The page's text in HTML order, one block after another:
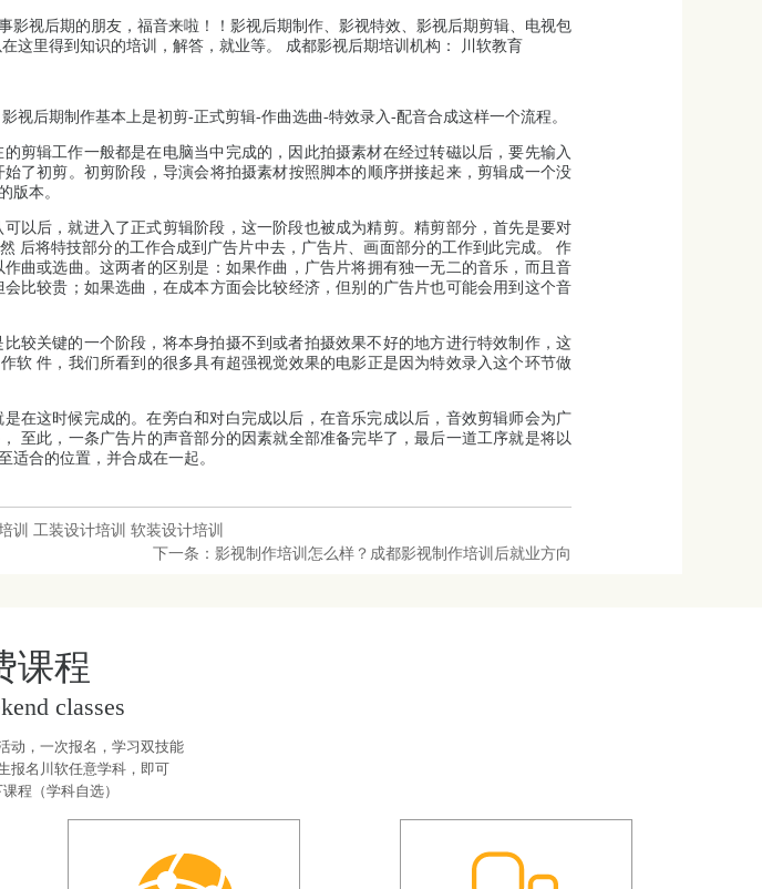
影视后期的朋友，福音来啦！！影视后期制作、影视特效、影视后期剪辑、电视包
这里得到知识的培训，解答，就业等。 成都影视后期培训机构： 川软教育
视后期制作基本上是初剪-正式剪辑-作曲选曲-特效录入-配音合成这样一个流程。
剪辑工作一般都是在电脑当中完成的，因此拍摄素材在经过转磁以后，要先输入
了初剪。初剪阶段，导演会将拍摄素材按照脚本的顺序拼接起来，剪辑成一个没
版本。
以后，就进入了正式剪辑阶段，这一阶段也被成为精剪。精剪部分，首先是要对
后将特技部分的工作合成到广告片中去，广告片、画面部分的工作到此完成。 作
曲或选曲。这两者的区别是：如果作曲，广告片将拥有独一无二的音乐，而且音
比较贵；如果选曲，在成本方面会比较经济，但别的广告片也可能会用到这个音
较关键的一个阶段，将本身拍摄不到或者拍摄效果不好的地方进行特效制作，这
软 件，我们所看到的很多具有超强视觉效果的电影正是因为特效录入这个环节做
在这时候完成的。在旁白和对白完成以后，在音乐完成以后，音效剪辑师会为广
至此，一条广告片的声音部分的因素就全部准备完毕了，最后一道工序就是将以
适合的位置，并合成在一起。
训 工装设计培训 软装设计培训
下一条：影视制作培训怎么样？成都影视制作培训后就业方向
课程
classes
动，一次报名，学习双技能
报名川软任意学科，即可
程（学科自选）